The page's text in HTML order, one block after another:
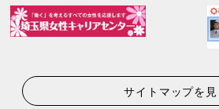
サイトマップを見